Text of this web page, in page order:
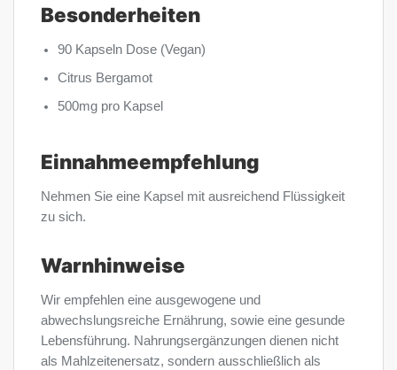
Besonderheiten
90 Kapseln Dose (Vegan)
Citrus Bergamot
500mg pro Kapsel
Einnahmeempfehlung
Nehmen Sie eine Kapsel mit ausreichend Flüssigkeit
zu sich.
Warnhinweise
Wir empfehlen eine ausgewogene und
abwechslungsreiche Ernährung, sowie eine gesunde
Lebensführung. Nahrungsergänzungen dienen nicht
als Mahlzeitenersatz, sondern ausschließlich als